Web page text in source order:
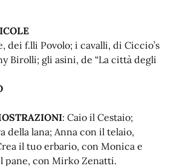
dei f.lli Povolo; i cavalli, di Ciccio’s
Birolli; gli asini, de “La città degli
: Caio il Cestaio;
della lana; Anna con il telaio,
il tuo erbario, con Monica e
pane, con Mirko Zenatti.